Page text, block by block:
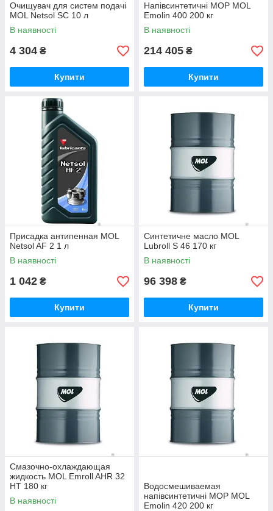
Очищувач для систем подачі
MOL Netsol SC 10 л
В наявності
4 304 ₴
Купити
Напівсинтетичні МОР MOL
Emolin 400 200 кг
В наявності
214 405 ₴
Купити
Присадка антипенная MOL
Netsol AF 2 1 л
В наявності
1 042 ₴
Купити
Синтетичне масло MOL
Lubroll S 46 170 кг
В наявності
96 398 ₴
Купити
Смазочно-охлаждающая
жидкость MOL Emroll AHR 32
HT 180 кг
В наявності
Водосмешиваемая
напівсинтетичні МОР MOL
Emolin 420 200 кг